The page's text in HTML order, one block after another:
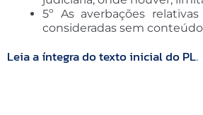
5º As averbações
consideradas sem
Leia a íntegra do texto inicial do PL.